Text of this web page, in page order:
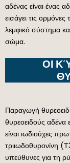
αδένας είναι ένας
εισάγει τις
λεμφικό σύστημα
σώμα.
ΟΙ
Παραγωγή
θυρεοειδούς αδένα
είναι ιωδιούχες
τριιωδοθυρονίνη
υπεύθυνες για τη